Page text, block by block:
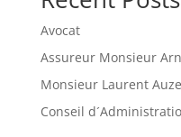
Avocat
Assureur Monsieur
Monsieur Laurent
Conseil